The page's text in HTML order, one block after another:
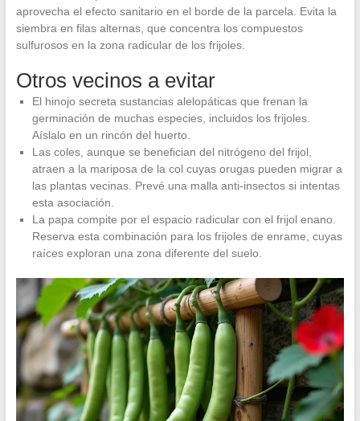
aprovecha el efecto sanitario en el borde de la parcela. Evita la
siembra en filas alternas, que concentra los compuestos
sulfurosos en la zona radicular de los frijoles.
Otros vecinos a evitar
El hinojo secreta sustancias alelopáticas que frenan la
germinación de muchas especies, incluidos los frijoles.
Aíslalo en un rincón del huerto.
Las coles, aunque se benefician del nitrógeno del frijol,
atraen a la mariposa de la col cuyas orugas pueden migrar a
las plantas vecinas. Prevé una malla anti-insectos si intentas
esta asociación.
La papa compite por el espacio radicular con el frijol enano.
Reserva esta combinación para los frijoles de enrame, cuyas
raíces exploran una zona diferente del suelo.